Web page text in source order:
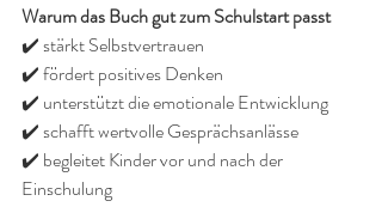
Warum das Buch gut zum Schulstart passt
✔️ stärkt Selbstvertrauen
✔️ fördert positives Denken
✔️ unterstützt die emotionale Entwicklung
✔️ schafft wertvolle Gesprächsanlässe
✔️ begleitet Kinder vor und nach der
Einschulung